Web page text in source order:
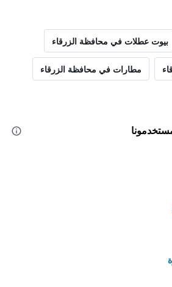
بيوت عطلات في محافظة الزرقاء
مطارات في محافظة الزرقاء